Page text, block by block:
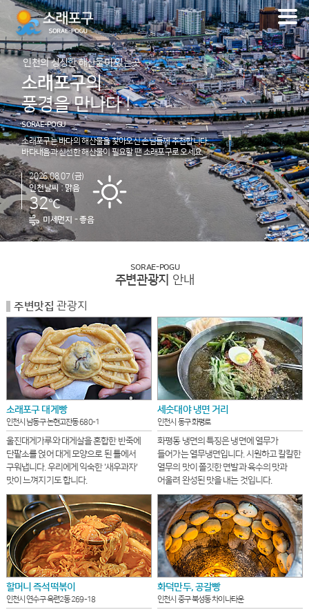
인천의 싱싱한 해산물이 있는곳
소래포구의
풍경을 만나다 !
SORAE-POGU
소래포구는 바다의 해산물을 찾아오신 손님들께 추천합니다.
바다내음과 신선한 해산물이 필요할 땐 소래포구로 오세요.
2026.08.07 (금)
인천날씨 : 맑음
32℃
미세먼지 -좋음
SORAE-POGU
주변관광지 안내
주변맛집 관광지
소래포구 대게빵
인천시 남동구 논현고잔동 680-1
울진대게가루와 대게살을 혼합한 반죽에
단팥소를 얹어 대게 모양으로 된 틀에서
구워냅니다. 우리에게 익숙한 '새우과자'
맛이 느껴지기도 합니다.
세숫대야 냉면 거리
인천시 동구 화평로
화평동 냉면의 특징은 냉면에 열무가
들어가는 열무냉면입니다. 시원하고 칼칼한
열무의 맛이 쫄깃한 면발과 육수의 맛과
어울려 완성된 맛을 내는 것입니다.
할머니 즉석떡볶이
인천시 연수구 옥련2동 269-18
화덕만두, 공갈빵
인천시 중구 북성동 차이나타운